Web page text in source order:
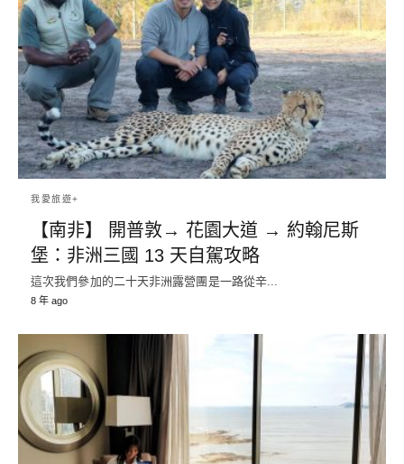
我愛旅遊+
【南非】 開普敦→ 花園大道 → 約翰尼斯
堡：非洲三國 13 天自駕攻略
這次我們參加的二十天非洲露營團是一路從辛...
8 年 ago